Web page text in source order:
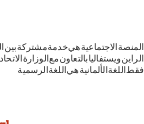
المنصة الاجتماعية هي خدمة مشتركة بين
الراين-ويستفاليا بالتعاون مع الوزارة
فقط. اللغة الألمانية هي اللغة الرسمية.